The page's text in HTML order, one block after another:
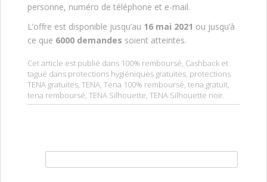
personne, numéro de téléphone et e-mail.
L’offre est disponible jusqu’au 16 mai 2021 ou jusqu’à
ce que 6000 demandes soient atteintes.
Cet article est publié dans 100% remboursé Cashback et
tagué dans protections hygiéniques gratuites protections
TENA gratuites TENA Tena 100% remboursé tena gratuit
tena remboursé TENA Silhouette TENA Silhouette noir